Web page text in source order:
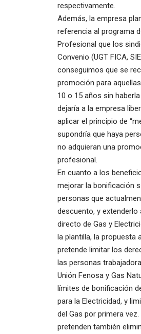
respectivamente.
Además, la empresa
referencia al programa
Profesional que los
Convenio (UGT FICA,
conseguimos que se
promoción para
10 o 15 años sin
dejaría a la empresa
aplicar el principio de
supondría que haya
no adquieran una
profesional.
En cuanto a los
mejorar la bonificación
personas que
descuento, y extenderlo
directo de Gas y
la plantilla, la propuesta
pretende limitar los
las personas
Unión Fenosa y Gas
límites de bonificación
para la Electricidad, y
del Gas por primera
pretenden también